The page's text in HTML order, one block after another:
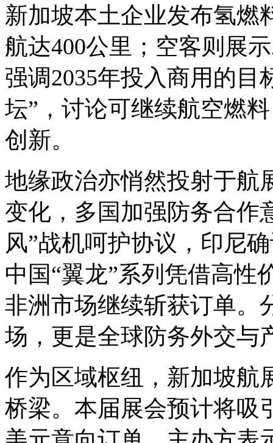
新加坡本土企业发布氢燃
航达400公里；空客则展
强调2035年投入商用的目
坛”，讨论可继续航空燃
创新。
地缘政治亦悄然投射于航
变化，多国加强防务合作
风”战机呵护协议，印尼
中国“翼龙”系列凭借高性
非洲市场继续斩获订单。
场，更是全球防务外交与
作为区域枢纽，新加坡航
桥梁。本届展会预计将吸